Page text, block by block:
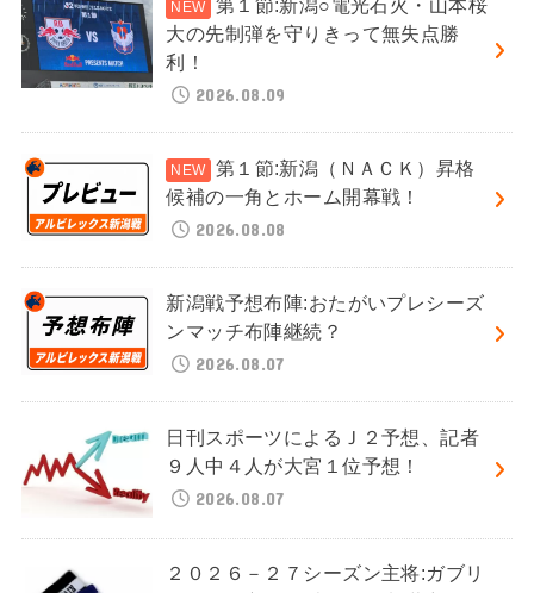
第１節:新潟○電光石火・山本桜
大の先制弾を守りきって無失点勝
利！
2026.08.09
第１節:新潟（ＮＡＣＫ）昇格
候補の一角とホーム開幕戦！
2026.08.08
新潟戦予想布陣:おたがいプレシーズ
ンマッチ布陣継続？
2026.08.07
日刊スポーツによるＪ２予想、記者
９人中４人が大宮１位予想！
2026.08.07
２０２６－２７シーズン主将:ガブリ